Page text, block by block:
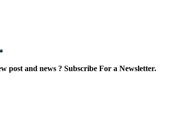
post and news ? Subscribe For a Newsletter.